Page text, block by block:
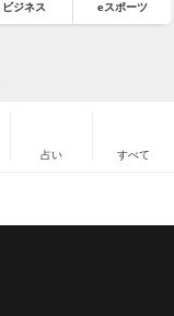
ビジネス eスポーツ
占い すべて